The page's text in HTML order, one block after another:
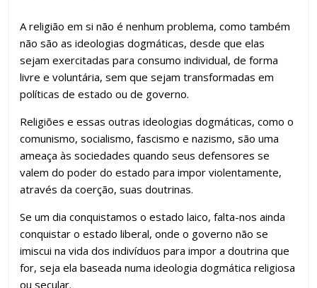
A religião em si não é nenhum problema, como também
não são as ideologias dogmáticas, desde que elas
sejam exercitadas para consumo individual, de forma
livre e voluntária, sem que sejam transformadas em
políticas de estado ou de governo.
Religiões e essas outras ideologias dogmáticas, como o
comunismo, socialismo, fascismo e nazismo, são uma
ameaça às sociedades quando seus defensores se
valem do poder do estado para impor violentamente,
através da coerção, suas doutrinas.
Se um dia conquistamos o estado laico, falta-nos ainda
conquistar o estado liberal, onde o governo não se
imiscui na vida dos indivíduos para impor a doutrina que
for, seja ela baseada numa ideologia dogmática religiosa
ou secular.